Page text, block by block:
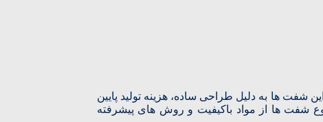
ها به دلیل طراحی ساده، هزینه تولید پایین‌
نوع شفت‌ ها از مواد باکیفیت و روش‌ های پیشرفته